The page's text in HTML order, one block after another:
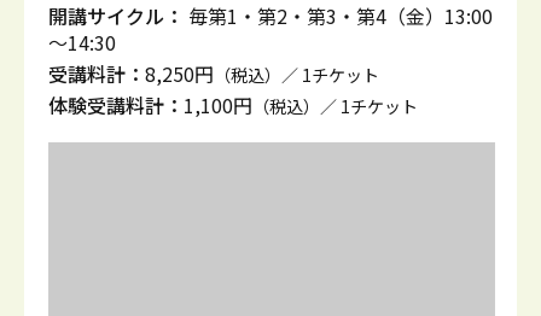
開講サイクル： 毎第1・第2・第3・第4（金）13:00
～14:30
受講料計： 8,250円 （税込）／ 1チケット
体験受講料計： 1,100円 （税込）／ 1チケット